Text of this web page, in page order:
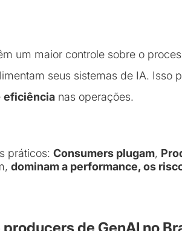
um maior controle sobre o
seus sistemas de IA. Isso
eficiência nas operações.
práticos: Consumers plugam,
dominam a performance, os